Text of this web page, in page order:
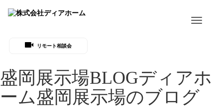
Toggle
リモート相談会
盛岡展示場BLOGディアホ
ーム盛岡展示場のブログ